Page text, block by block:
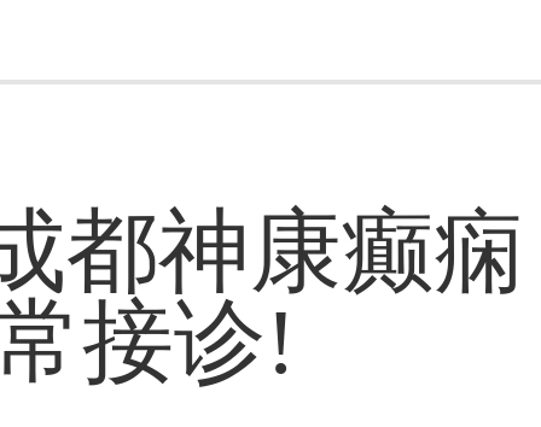
都神康癫痫
接诊!